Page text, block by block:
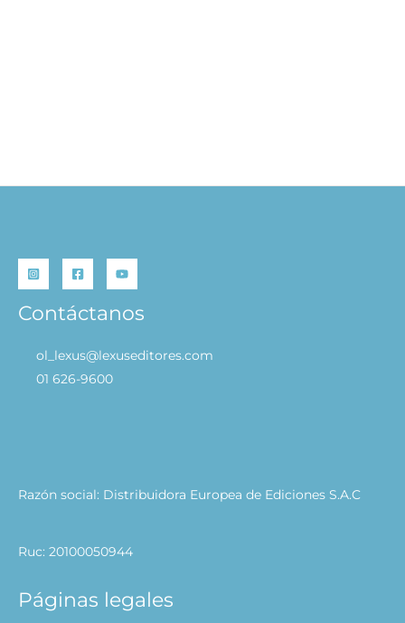
Contáctanos
ol_lexus@lexuseditores.com
01 626-9600
Razón social: Distribuidora Europea de Ediciones S.A.C
Ruc: 20100050944
Páginas legales